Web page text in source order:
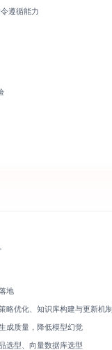
遵循能力
地
略优化、知识库构建与更新机制
成质量，降低模型幻觉
选型、向量数据库选型